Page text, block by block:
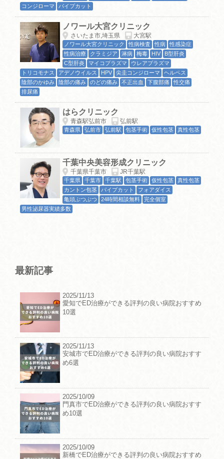
コンジローマ パイプカット
ノワール大宮クリニック
さいたま市,埼玉県 大宮駅
ノワール大宮クリニック 性病検査 性病
性感染症
性病治療
クラミジア 淋病 梅毒 HIV
B型肝炎
C型肝炎
マイコプラズマ
ウレアプラズマ
トリコモナス
アデノウイルス HPV 尖圭コンジローマ
ヘルペス
陰部のかゆみ
陰部の痛み のどの痛み 不正出血 下腹部痛
性交痛
排尿痛
はらクリニック
青森駅弘前市 弘前駅
青森県 弘前市 弘前駅 包茎手術 仮性包茎 真性包茎
千葉中央美容形成クリニック
千葉県千葉市 JR千葉駅
千葉県 千葉市 千葉駅 包茎手術 仮性包茎
真性包茎
カントン包茎
パイプカット
フォアダイス
亀頭ぶつぶつ
24時間相談無料
完全個室
男性泌尿器実績多数
最新記事
2025/11/13
愛知でED治療ができる評判の良い病院おすすめ
10選
2025/11/13
安城市でED治療ができる評判の良い病院おすす
め6選
2025/10/09
門真市でED治療ができる評判の良い病院おすす
め10選
2025/10/09
新橋でED治療ができる評判の良い病院おすすめ